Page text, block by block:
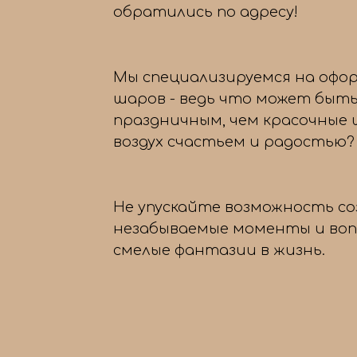
обратились по адресу!
Мы специализируемся на
шаров - ведь что может быть
праздничным, чем
воздух счастьем и радостью?
Не упускайте возможность
незабываемые моменты и
смелые фантазии в жизнь.